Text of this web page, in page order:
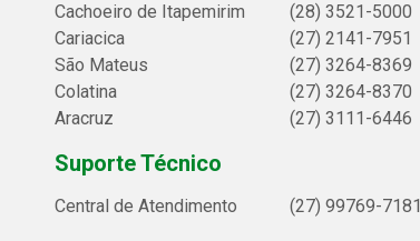
Cachoeiro de Itapemirim
(28) 3521-5000
Cariacica
(27) 2141-7951
São Mateus
(27) 3264-8369
Colatina
(27) 3264-8370
Aracruz
(27) 3111-6446
Suporte Técnico
Central de Atendimento (27) 99769-7181